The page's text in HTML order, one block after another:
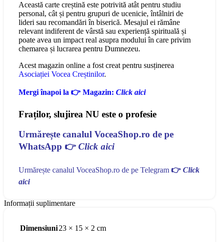
Această carte creștină este potrivită atât pentru studiu
personal, cât și pentru grupuri de ucenicie, întâlniri de
lideri sau recomandări în biserică. Mesajul ei rămâne
relevant indiferent de vârstă sau experiență spirituală și
poate avea un impact real asupra modului în care privim
chemarea și lucrarea pentru Dumnezeu.
Acest magazin online a fost creat pentru susținerea
Asociației Vocea Creștinilor.
Mergi înapoi la 👉 Magazin: Click aici
Fraților, slujirea NU este o profesie
Urmărește canalul VoceaShop.ro de pe
WhatsApp 👉Click aici
Urmărește canalul VoceaShop.ro de pe Telegram 👉 Click
aici
Informații suplimentare
Dimensiuni23 × 15 × 2 cm